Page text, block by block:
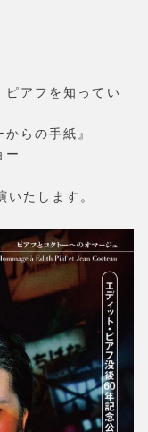
アフを知ってい
らの手紙』
ー
たします。